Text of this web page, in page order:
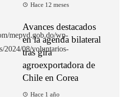
Hace 12 meses
Avances destacados
en la agenda bilateral
tras gira
agroexportadora de
Chile en Corea
Hace 1 año